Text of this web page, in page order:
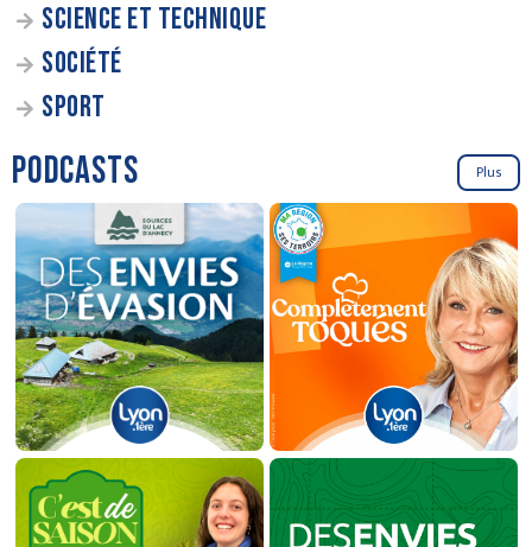
SCIENCE ET TECHNIQUE
SOCIÉTÉ
SPORT
PODCASTS Plus